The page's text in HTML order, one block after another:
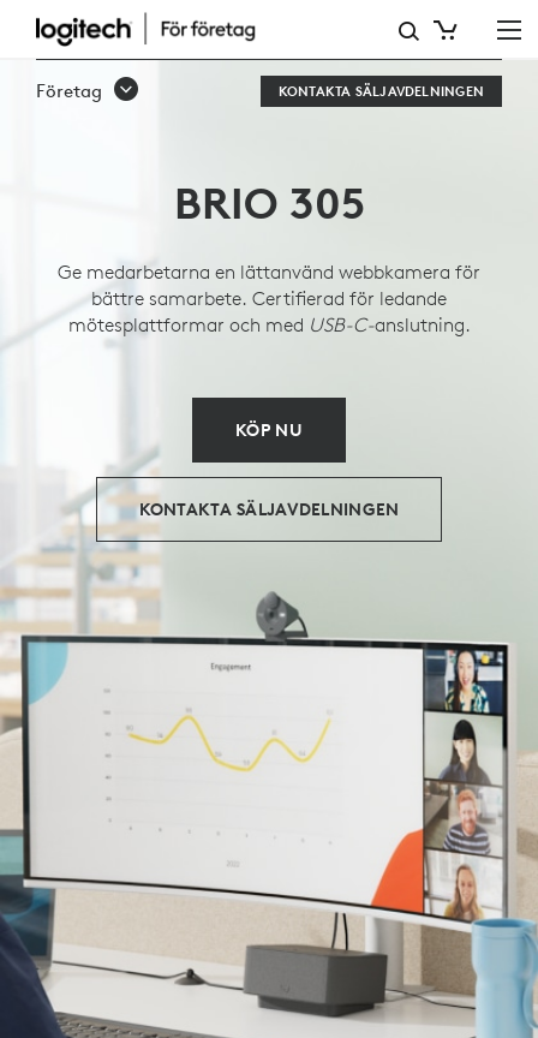
FÖRETAGSWEBBKAMERAN
BRIO
Företag KONTAKTA SÄLJAVDELNINGEN
BRIO 305
Ge medarbetarna en lättanvänd webbkamera för
bättre samarbete. Certifierad för ledande
mötesplattformar och med USB-C-anslutning.
KÖP NU
KONTAKTA SÄLJAVDELNINGEN